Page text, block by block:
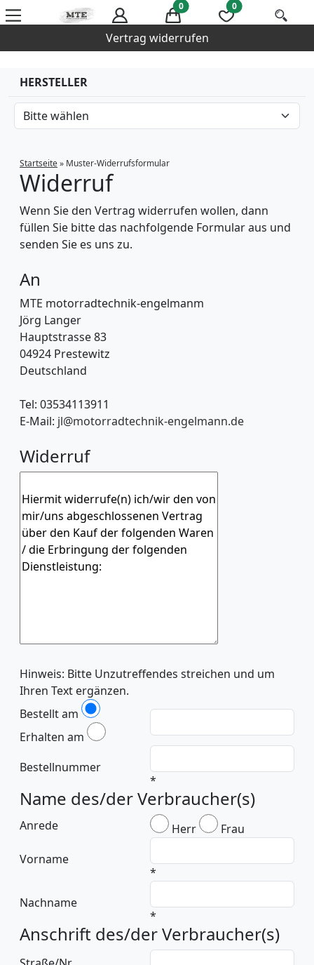
0 0
Vertrag widerrufen
HERSTELLER
Startseite» Muster-Widerrufsformular
Widerruf
Wenn Sie den Vertrag widerrufen wollen, dann
füllen Sie bitte das nachfolgende Formular aus und
senden Sie es uns zu.
An
MTE motorradtechnik-engelmanm
Jörg Langer
Hauptstrasse 83
04924 Prestewitz
Deutschland
Tel: 03534113911
E-Mail: jl@motorradtechnik-engelmann.de
Widerruf
Hinweis: Bitte Unzutreffendes streichen und um
Ihren Text ergänzen.
Bestellt am
Erhalten am
Bestellnummer
*
Name des/der Verbraucher(s)
Anrede Herr
Frau
Vorname
*
Nachname
*
Anschrift des/der Verbraucher(s)